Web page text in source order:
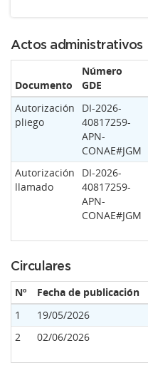
Actos administrativos
Documento
Número
GDE
Autorización
pliego
DI-2026-
40817259-
APN-
CONAE#JGM
Autorización
llamado
DI-2026-
40817259-
APN-
CONAE#JGM
Circulares
Nº Fecha de publicación
1
19/05/2026
2
02/06/2026